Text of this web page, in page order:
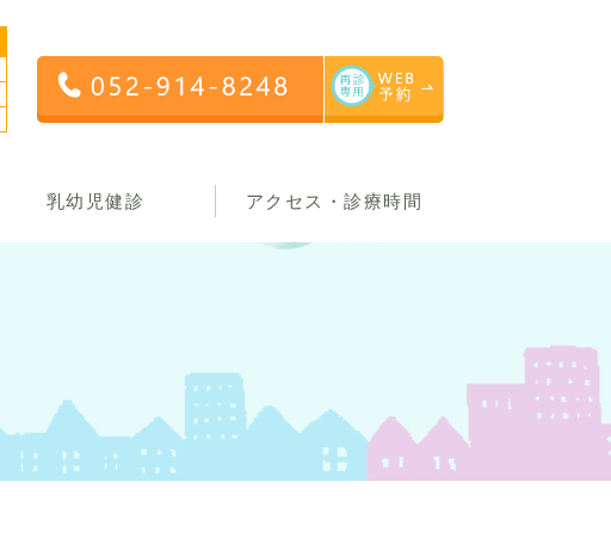
乳幼児健診 アクセス・診療時間